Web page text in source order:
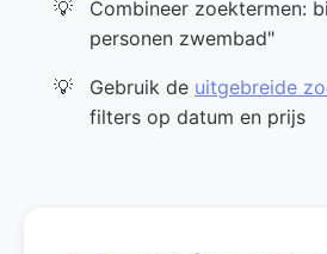
Combineer zoektermen:
personen zwembad"
Gebruik de uitgebreide
filters op datum en prijs